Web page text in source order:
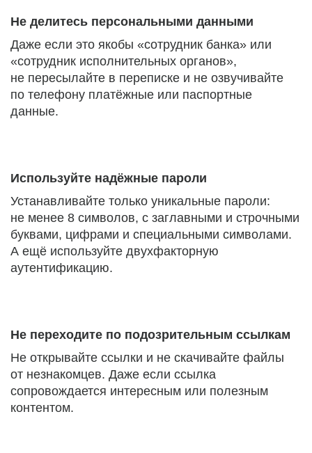
Не делитесь персональными данными
Даже если это якобы «сотрудник банка» или
«сотрудник исполнительных органов»,
не пересылайте в переписке и не озвучивайте
по телефону платёжные или паспортные
данные.
Используйте надёжные пароли
Устанавливайте только уникальные пароли:
не менее 8 символов, с заглавными и строчными
буквами, цифрами и специальными символами.
А ещё используйте двухфакторную
аутентификацию.
Не переходите по подозрительным ссылкам
Не открывайте ссылки и не скачивайте файлы
от незнакомцев. Даже если ссылка
сопровождается интересным или полезным
контентом.